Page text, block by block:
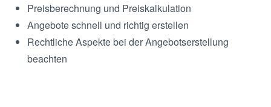
Preisberechnung und Preiskalkulation
Angebote schnell und richtig erstellen
Rechtliche Aspekte bei der Angebotserstellung
beachten